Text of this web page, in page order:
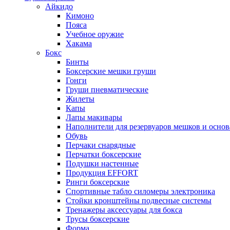
Айкидо
Кимоно
Пояса
Учебное оружие
Хакама
Бокс
Бинты
Боксерские мешки груши
Гонги
Груши пневматические
Жилеты
Капы
Лапы макивары
Наполнители для резервуаров мешков и
Обувь
Перчаки снарядные
Перчатки боксерские
Подушки настенные
Продукция EFFORT
Ринги боксерские
Спортивные табло силомеры электроника
Стойки кронштейны подвесные системы
Тренажеры аксессуары для бокса
Трусы боксерские
Форма